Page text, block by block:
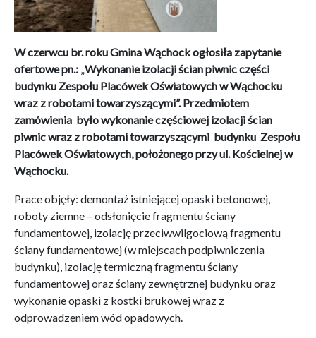
W czerwcu br. roku Gmina Wąchock ogłosiła zapytanie
ofertowe pn.: „Wykonanie izolacji ścian piwnic części
budynku Zespołu Placówek Oświatowychw Wąchocku
wraz z robotami towarzyszącymi”. Przedmiotem
zamówienia było wykonanie częściowej izolacji ścian
piwnic wraz z robotami towarzyszącymi budynku Zespołu
Placówek Oświatowych, położonego przy ul. Kościelnej w
Wąchocku.
Prace objęły: demontaż istniejącej opaski betonowej,
roboty ziemne – odsłonięcie fragmentu ściany
fundamentowej, izolację przeciwwilgociową fragmentu
ściany fundamentowej (w miejscach podpiwniczenia
budynku), izolację termiczną fragmentu ściany
fundamentowej oraz ściany zewnętrznej budynku oraz
wykonanie opaski z kostki brukowej wraz z
odprowadzeniem wód opadowych.